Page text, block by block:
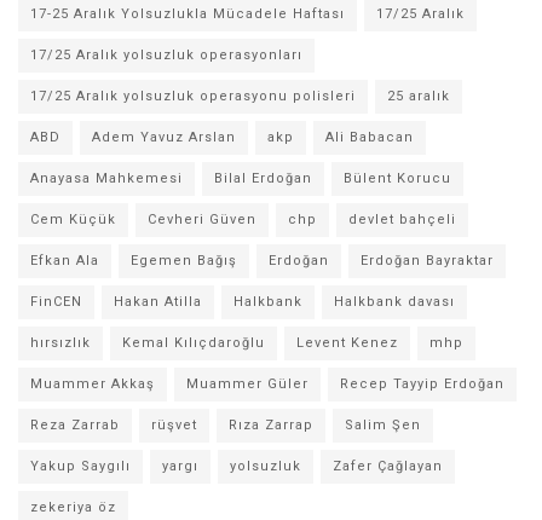
17-25 Aralık Yolsuzlukla Mücadele Haftası 17/25 Aralık
17/25 Aralık yolsuzluk operasyonları
17/25 Aralık yolsuzluk operasyonu polisleri 25 aralık
ABD Adem Yavuz Arslan akp Ali Babacan
Anayasa Mahkemesi Bilal Erdoğan Bülent Korucu
Cem Küçük Cevheri Güven chp devlet bahçeli
Efkan Ala Egemen Bağış Erdoğan Erdoğan Bayraktar
FinCEN Hakan Atilla Halkbank Halkbank davası
hırsızlık Kemal Kılıçdaroğlu Levent Kenez mhp
Muammer Akkaş Muammer Güler Recep Tayyip Erdoğan
Reza Zarrab rüşvet Rıza Zarrap Salim Şen
Yakup Saygılı yargı yolsuzluk Zafer Çağlayan
zekeriya öz